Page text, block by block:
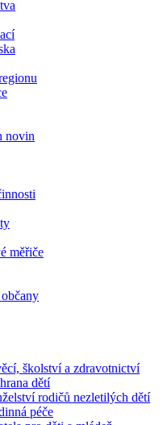
novin
měřiče
školství a zdravotnictví
dětí
rodičů nezletilých dětí
péče